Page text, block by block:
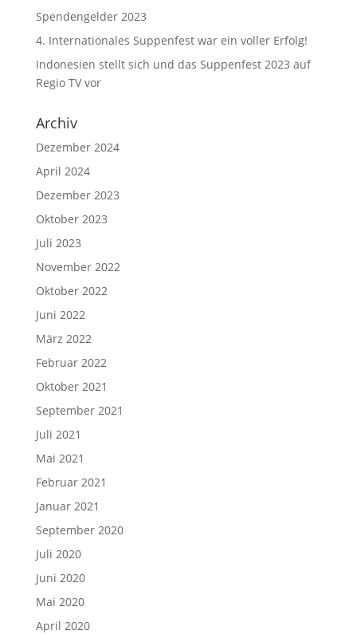
Spendengelder 2023
4. Internationales Suppenfest war ein voller Erfolg!
Indonesien stellt sich und das Suppenfest 2023 auf
Regio TV vor
Archiv
Dezember 2024
April 2024
Dezember 2023
Oktober 2023
Juli 2023
November 2022
Oktober 2022
Juni 2022
März 2022
Februar 2022
Oktober 2021
September 2021
Juli 2021
Mai 2021
Februar 2021
Januar 2021
September 2020
Juli 2020
Juni 2020
Mai 2020
April 2020